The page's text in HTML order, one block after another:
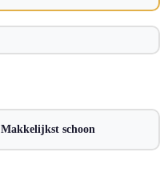
Makkelijkst schoon